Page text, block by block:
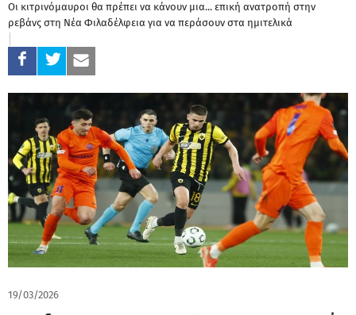
Οι κιτρινόμαυροι θα πρέπει να κάνουν μια... επική ανατροπή στην
ρεβάνς στη Νέα Φιλαδέλφεια για να περάσουν στα ημιτελικά
19/03/2026